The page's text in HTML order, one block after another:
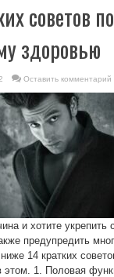
советов по
здоровью
Оставить комментарий
и хотите укрепить
предупредить
14 кратких
этом. 1. Половая